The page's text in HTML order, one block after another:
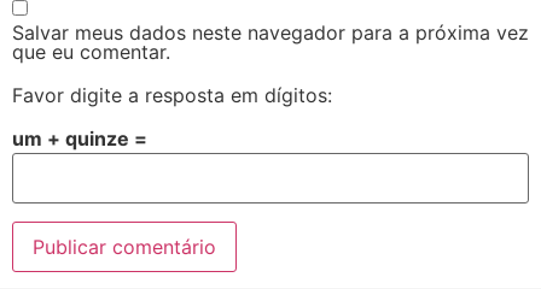
Salvar meus dados neste navegador para a próxima vez
que eu comentar.
Favor digite a resposta em dígitos:
um + quinze =